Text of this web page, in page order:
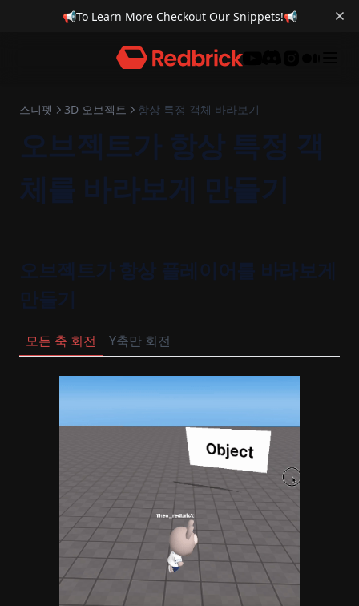
📢To Learn More Checkout Our Snippets!📢
스니펫 3D 오브젝트 항상 특정 객체 바라보기
오브젝트가 항상 특정 객
체를 바라보게 만들기
오브젝트가 항상 플레이어를 바라보게
만들기
모든 축 회전 Y축만 회전